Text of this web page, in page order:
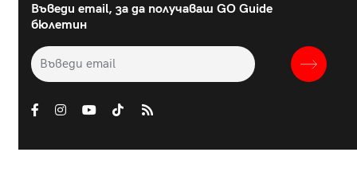
Въведи email, за да получаваш GO Guide
бюлетин